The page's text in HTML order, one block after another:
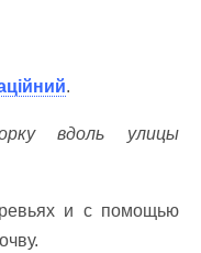
.
вдоль улицы
и с помощью